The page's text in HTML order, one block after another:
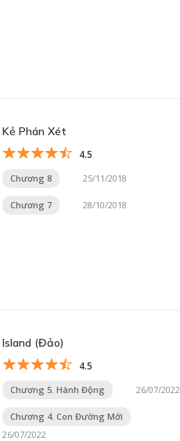
Kẻ Phán Xét
4.5
Chương 8 25/11/2018
Chương 7 28/10/2018
Island (Đảo)
4.5
Chương 5. Hành Động 26/07/2022
Chương 4. Con Đường Mới
26/07/2022